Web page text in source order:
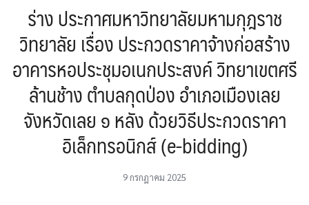
ร่าง ประกาศมหาวิทยาลัยมหามกุฎราช
วิทยาลัย เรื่อง ประกวดราคาจ้างก่อสร้าง
อาคารหอประชุมอเนกประสงค์ วิทยาเขตศรี
ล้านช้าง ตำบลกุดป่อง อำเภอเมืองเลย
จังหวัดเลย ๑ หลัง ด้วยวิธีประกวดราคา
อิเล็กทรอนิกส์ (e-bidding)
9 กรกฎาคม 2025